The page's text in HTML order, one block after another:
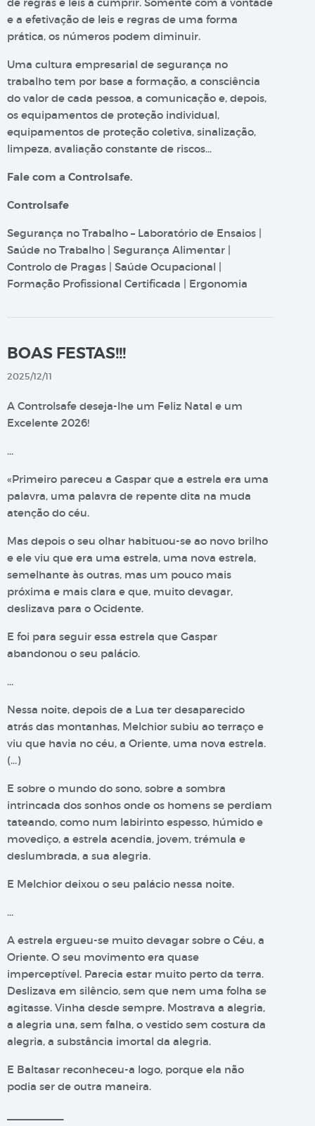
e a efetivação de leis e regras de uma forma
prática, os números podem diminuir.
Uma cultura empresarial de segurança no
trabalho tem por base a formação, a consciência
do valor de cada pessoa, a comunicação e, depois,
os equipamentos de proteção individual,
equipamentos de proteção coletiva, sinalização,
limpeza, avaliação constante de riscos…
Fale com a Controlsafe.
Controlsafe
Segurança no Trabalho – Laboratório de Ensaios |
Saúde no Trabalho | Segurança Alimentar |
Controlo de Pragas | Saúde Ocupacional |
Formação Profissional Certificada | Ergonomia
BOAS FESTAS!!!
2025/12/11
A Controlsafe deseja-lhe um Feliz Natal e um
Excelente 2026!
…
«Primeiro pareceu a Gaspar que a estrela era uma
palavra, uma palavra de repente dita na muda
atenção do céu.
Mas depois o seu olhar habituou-se ao novo brilho
e ele viu que era uma estrela, uma nova estrela,
semelhante às outras, mas um pouco mais
próxima e mais clara e que, muito devagar,
deslizava para o Ocidente.
E foi para seguir essa estrela que Gaspar
abandonou o seu palácio.
…
Nessa noite, depois de a Lua ter desaparecido
atrás das montanhas, Melchior subiu ao terraço e
viu que havia no céu, a Oriente, uma nova estrela.
(…)
E sobre o mundo do sono, sobre a sombra
intrincada dos sonhos onde os homens se perdiam
tateando, como num labirinto espesso, húmido e
movediço, a estrela acendia, jovem, trémula e
deslumbrada, a sua alegria.
E Melchior deixou o seu palácio nessa noite.
…
A estrela ergueu-se muito devagar sobre o Céu, a
Oriente. O seu movimento era quase
imperceptível. Parecia estar muito perto da terra.
Deslizava em silêncio, sem que nem uma folha se
agitasse. Vinha desde sempre. Mostrava a alegria,
a alegria una, sem falha, o vestido sem costura da
alegria, a substância imortal da alegria.
E Baltasar reconheceu-a logo, porque ela não
podia ser de outra maneira.